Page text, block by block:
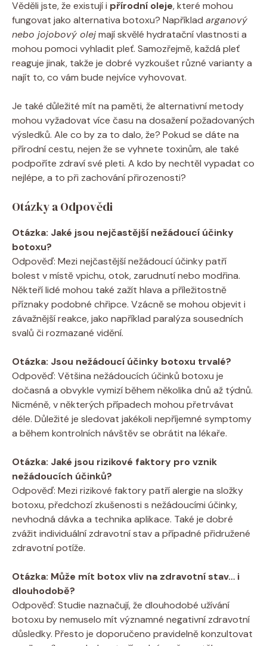
Věděli jste, že existují i přírodní oleje, které mohou
fungovat jako alternativa botoxu? Například arganový
nebo jojobový olejmají skvělé hydratační vlastnosti a
mohou pomoci vyhladit pleť. Samozřejmě, každá pleť
reaguje jinak, takže je dobré vyzkoušet různé varianty a
najít to, co vám bude nejvíce vyhovovat.
Je také důležité mít na paměti, že alternativní metody
mohou vyžadovat více času na dosažení požadovaných
výsledků. Ale co by za to dalo, že? Pokud se dáte na
přírodní cestu, nejen že se vyhnete toxinům, ale také
podpoříte zdraví své pleti. A kdo by nechtěl vypadat co
nejlépe, a to při zachování přirozenosti?
Otázky a Odpovědi
Otázka: Jaké jsou nejčastější nežádoucí účinky
botoxu?
Odpověď: Mezi nejčastější nežádoucí účinky patří
bolest v místě vpichu, otok, zarudnutí nebo modřina.
Někteří lidé mohou také zažít hlava a příležitostně
příznaky podobné chřipce. Vzácně se mohou objevit i
závažnější reakce, jako například paralýza sousedních
svalů či rozmazané vidění.
Otázka: Jsou nežádoucí účinky botoxu trvalé?
Odpověď: Většina nežádoucích účinků botoxu je
dočasná a obvykle vymizí během několika dnů až týdnů.
Nicméně, v některých případech mohou přetrvávat
déle. Důležité je sledovat jakékoli nepříjemné symptomy
a během kontrolních návštěv se obrátit na lékaře.
Otázka: Jaké jsou rizikové faktory pro vznik
nežádoucích účinků?
Odpověď: Mezi rizikové faktory patří alergie na složky
botoxu, předchozí zkušenosti s nežádoucími účinky,
nevhodná dávka a technika aplikace. Také je dobré
zvážit individuální zdravotní stav a případné přidružené
zdravotní potíže.
Otázka: Může mít botox vliv na zdravotní stav… i
dlouhodobě?
Odpověď: Studie naznačují, že dlouhodobé užívání
botoxu by nemuselo mít významné negativní zdravotní
důsledky. Přesto je doporučeno pravidelně konzultovat